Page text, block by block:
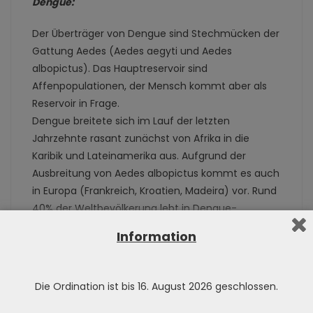
Der Überträger von Dengue sind Stechmücken der
Gattung Aedes (Aedes aegyti und Aedes
albopictus). Das Hauptreservoir sind
Affenpopulationen, der Mensch kommt aber als
Reservoir in Frage.
Dengue breitete sich im Lauf der letzten
Jahrzehnte rasant zunächst von Afrika in die
Karibik und Lateinamerika aus. Aufgrund der
Ausbreitung von Aedes albopictus kommt es auch
in Europa (Frankreich, Kroatien, Madeira) vor. Rund
40% der Weltbevölkerung lebt in Dengue-
Es gibt 4 Serotypen, die eigentlich distinkte
Serotypen, aber keine Kreuzimmunität. Auf noch
Information
Die Ordination ist bis 16. August 2026 geschlossen.